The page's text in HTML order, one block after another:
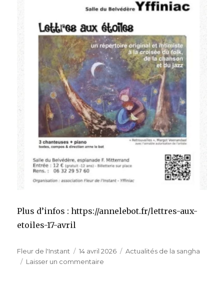
Plus d’infos : https://annelebot.fr/lettres-aux-
etoiles-17-avril
Auteur
Fleur de l'Instant
Publié
le
14 avril 2026 Catégories
Actualités de la sangha
Laisser un commentaire